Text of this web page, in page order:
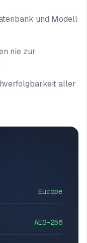
und Modell
nie zur
aller
Europe
AES-256